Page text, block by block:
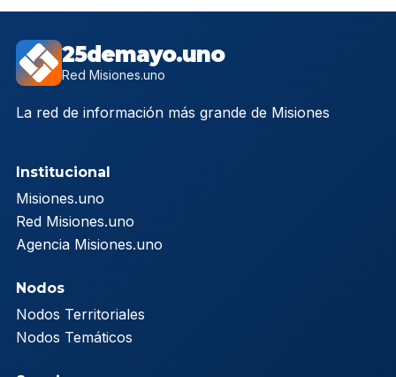
25demayo.uno
Red Misiones.uno
La red de información más grande de Misiones
Institucional
Misiones.uno
Red Misiones.uno
Agencia Misiones.uno
Nodos
Nodos Territoriales
Nodos Temáticos